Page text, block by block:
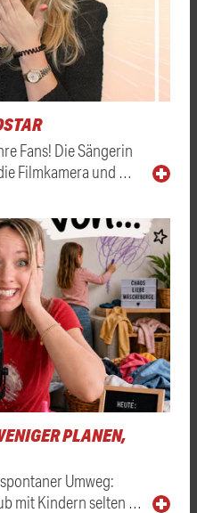
Fans! Die Sängerin
Filmkamera und …
PLANEN,
Umweg:
mit Kindern selten …